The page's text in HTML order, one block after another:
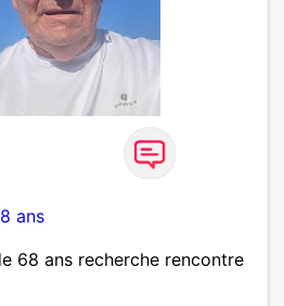
ans
68 ans recherche rencontre